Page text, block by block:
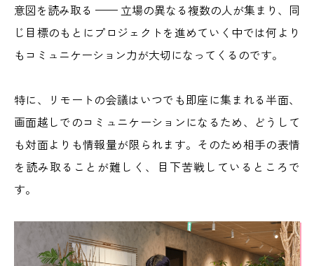
意図を読み取る —— 立場の異なる複数の人が集まり、同
じ目標のもとにプロジェクトを進めていく中では何より
もコミュニケーション力が大切になってくるのです。
特に、リモートの会議はいつでも即座に集まれる半面、
画面越しでのコミュニケーションになるため、どうして
も対面よりも情報量が限られます。そのため相手の表情
を読み取ることが難しく、目下苦戦しているところで
す。